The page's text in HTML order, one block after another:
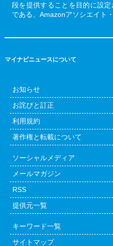
段を提供することを目的に設
である、Amazonアソシエイト
マイナビニュースについて
お知らせ
お詫びと訂正
利用規約
著作権と転載について
ソーシャルメディア
メールマガジン
RSS
提供元一覧
キーワード一覧
サイトマップ